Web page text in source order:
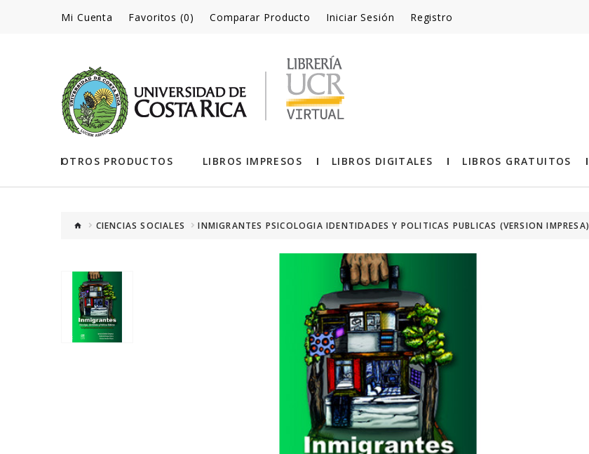
Mi Cuenta Favoritos (0) Comparar Producto Iniciar Sesión Registro
OTROS PRODUCTOS LIBROS IMPRESOS LIBROS DIGITALES LIBROS GRATUITOS
CIENCIAS SOCIALES INMIGRANTES PSICOLOGIA IDENTIDADES Y POLITICAS PUBLICAS (VERSION IMPRESA)